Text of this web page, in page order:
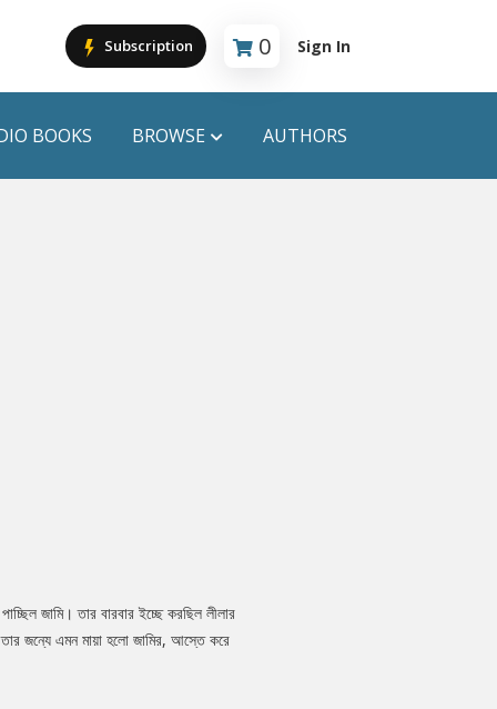
Subscription 0
Cart is empty
Sign In
BOOKS BROWSE AUTHORS
জামি। তার বারবার ইচ্ছে করছিল লীলার
জন্যে এমন মায়া হলো জামির, আস্তে করে
কিছুতেই চাইনি এমন হোক। সঙ্গে সঙ্গে পাগলের